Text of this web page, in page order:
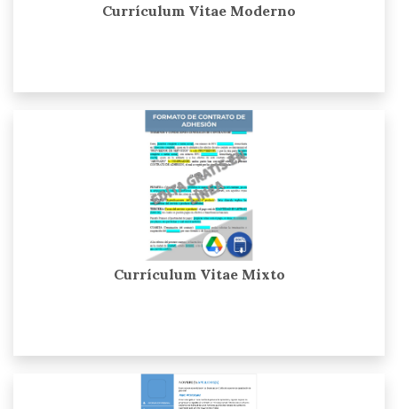
Currículum Vitae Moderno
Currículum Vitae Mixto